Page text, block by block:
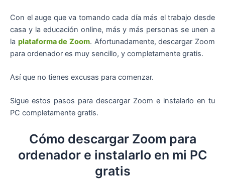
Con el auge que va tomando cada día más el trabajo desde
casa y la educación online, más y más personas se unen a
la plataforma de Zoom. Afortunadamente, descargar Zoom
para ordenador es muy sencillo, y completamente gratis.
Así que no tienes excusas para comenzar.
Sigue estos pasos para descargar Zoom e instalarlo en tu
PC completamente gratis.
Cómo descargar Zoom para
ordenador e instalarlo en mi PC
gratis